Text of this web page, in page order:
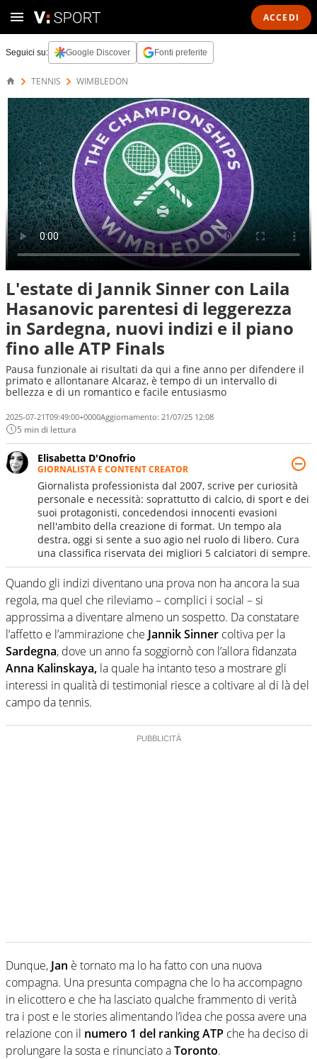
ACCEDI
Seguici su: Google Discover Fonti preferite
TENNIS WIMBLEDON
L'estate di Jannik Sinner con Laila
Hasanovic parentesi di leggerezza
in Sardegna, nuovi indizi e il piano
fino alle ATP Finals
Pausa funzionale ai risultati da qui a fine anno per difendere il
primato e allontanare Alcaraz, è tempo di un intervallo di
bellezza e di un romantico e facile entusiasmo
2025-07-21T09:49:00+0000Aggiornamento: 21/07/25 12:08
5 min di lettura
Elisabetta D'Onofrio
GIORNALISTA E CONTENT CREATOR
Giornalista professionista dal 2007, scrive per curiosità
personale e necessità: soprattutto di calcio, di sport e dei
suoi protagonisti, concedendosi innocenti evasioni
nell'ambito della creazione di format. Un tempo ala
destra, oggi si sente a suo agio nel ruolo di libero. Cura
una classifica riservata dei migliori 5 calciatori di sempre.
Quando gli indizi diventano una prova non ha ancora la sua
regola, ma quel che rileviamo – complici i social – si
approssima a diventare almeno un sospetto. Da constatare
l’affetto e l’ammirazione che Jannik Sinner coltiva per la
Sardegna, dove un anno fa soggiornò con l’allora fidanzata
Anna Kalinskaya, la quale ha intanto teso a mostrare gli
interessi in qualità di testimonial riesce a coltivare al di là del
campo da tennis.
Dunque, Jan è tornato ma lo ha fatto con una nuova
compagna. Una presunta compagna che lo ha accompagno
in elicottero e che ha lasciato qualche frammento di verità
tra i post e le stories alimentando l’idea che possa avere una
relazione con il numero 1 del ranking ATP che ha deciso di
prolungare la sosta e rinunciato aToronto.